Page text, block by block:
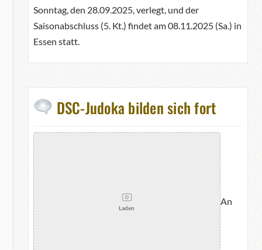
Sonntag, den 28.09.2025, verlegt, und der
Saisonabschluss (5. Kt.) findet am 08.11.2025 (Sa.) in
Essen statt.
DSC-Judoka bilden sich fort
Laden
An